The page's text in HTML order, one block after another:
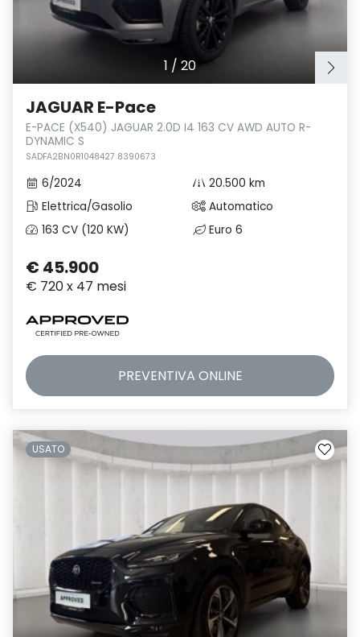
1 / 20
JAGUAR E-Pace
E-PACE (X540) JAGUAR 2.0D I4 163 CV AWD AUTO R-
DYNAMIC S
SADFA2BN0R1048427 8390673
6/2024
20.500 km
Elettrica/Gasolio
Automatico
163 CV (120 KW)
Euro 6
€ 45.900
€ 720 x 47 mesi
PREVENTIVA ONLINE
USATO